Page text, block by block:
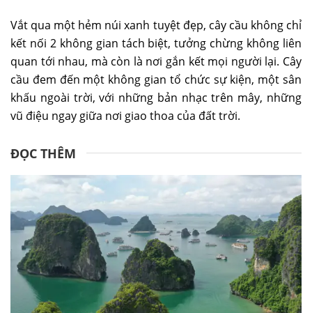
Vắt qua một hẻm núi xanh tuyệt đẹp, cây cầu không chỉ
kết nối 2 không gian tách biệt, tưởng chừng không liên
quan tới nhau, mà còn là nơi gắn kết mọi người lại. Cây
cầu đem đến một không gian tổ chức sự kiện, một sân
khấu ngoài trời, với những bản nhạc trên mây, những
vũ điệu ngay giữa nơi giao thoa của đất trời.
ĐỌC THÊM